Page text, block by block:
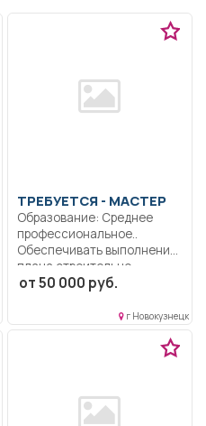
ТРЕБУЕТСЯ - МАСТЕР
Образование: Среднее
профессиональное..
Обеспечивать выполнение
плана строительно-
монтажных работ на...
от 50 000 руб.
г Новокузнецк